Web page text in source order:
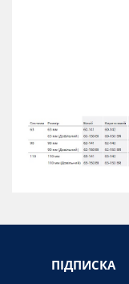
ПІДПИСКА